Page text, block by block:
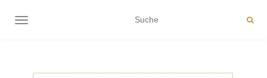
NAVIGATION EIN-/AUSSCHALTEN